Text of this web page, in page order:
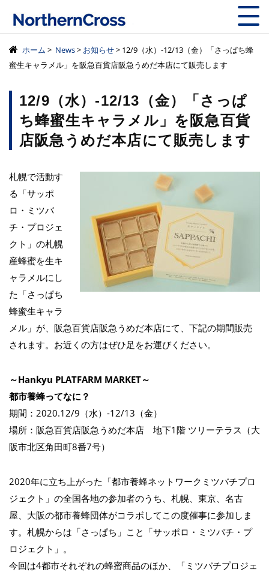
株式会社ノーザン
ホーム > News> お知らせ> 12/9（水）-12/13（金）「さっぱち蜂
蜜生キャラメル」を阪急百貨店阪急うめだ本店にて販売します
12/9（水）-12/13（金）「さっぱ
ち蜂蜜生キャラメル」を阪急百貨
店阪急うめだ本店にて販売します
札幌で活動す
る「サッポ
ロ・ミツバ
チ・プロジェ
クト」の札幌
産蜂蜜を生キ
ャラメルにし
た「さっぱち
蜂蜜生キャラ
メル」が、阪急百貨店阪急うめだ本店にて、下記の期間販売
されます。お近くの方はぜひ足をお運びください。
～Hankyu PLATFARM MARKET～
都市養蜂ってなに？
期間：2020.12/9（水）-12/13（金）
場所：阪急百貨店阪急うめだ本店 地下1階 ツリーテラス（大
阪市北区角田町8番7号）
2020年に立ち上がった「都市養蜂ネットワークミツバチプロ
ジェクト」の全国各地の参加者のうち、札幌、東京、名古
屋、大阪の都市養蜂団体がコラボしてこの度催事に参加しま
す。札幌からは「さっぱち」こと「サッポロ・ミツバチ・プ
ロジェクト」。
今回は4都市それぞれの蜂蜜商品のほか、「ミツバチプロジェ